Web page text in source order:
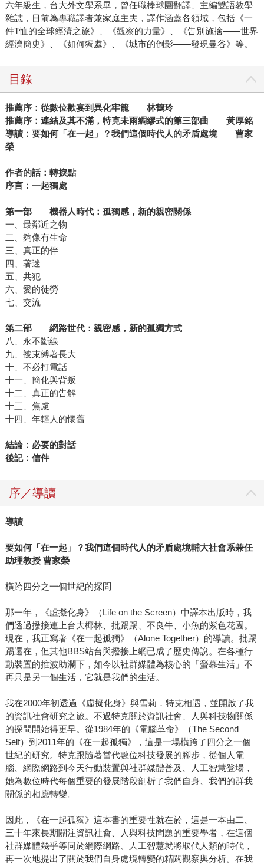
六年級生，台大外文學系畢，曾任職棒球團翻譯、主編雙語教學
雜誌，目前為專職譯者兼家庭主夫，譯作涵蓋各領域，包括《一
件T恤的全球經濟之旅》、《觀察的力量》、《告別施捨——世界
經濟簡史》、《如何獨處》、《城市的倒影——發現曼谷》等。
目錄
推薦序：從數位歡宴到異化牢籠 林鶴玲
推薦序：連結及其不滿，特克未雨綢繆式的第三部曲 黃厚銘
導讀：要如何「在一起」？我們這個時代人的矛盾處境 曹家
榮
作者的話：轉捩點
序言：一起獨處
第一部 機器人時代：孤獨感，新的親密關係
一、最鄰近之物
二、夠像有生命
三、真正的伴
四、著迷
五、共犯
六、愛的徒勞
七、交流
第二部 網路世代：親密感，新的孤獨方式
八、永不斷線
九、被束縛著長大
十、不必打電話
十一、簡化與背叛
十二、真正的告解
十三、焦慮
十四、年輕人的懷舊
結論：必要的對話
後記：信件
序／導讀
導讀
要如何「在一起」？我們這個時代人的矛盾處境輔大社會系兼任
助理教授 曹家榮
橫跨四分之一個世紀的探問
那一年，《虛擬化身》（Life on the Screen）中譯本出版時，我
們透過撥接連上台大椰林、批踢踢、不良牛、小魚的紫色花園。
現在，我正寫著《在一起孤獨》（Alone Together）的導讀。批踢
踢還在，但其他BBS站台與撥接上網已成了歷史傳說。在各種行
動裝置的推波助瀾下，如今以社群媒體為核心的「螢幕生活」不
再只是另一個生活，它就是我們的生活。
我在2000年初透過《虛擬化身》與雪莉．特克相遇，並開啟了我
的資訊社會研究之旅。不過特克關於資訊社會、人與科技物關係
的探問開始得更早。從1984年的《電腦革命》（The Second
Self）到2011年的《在一起孤獨》，這是一場橫跨了四分之一個
世紀的研究。特克跟隨著當代數位科技發展的腳步，從個人電
腦、網際網路到今天行動裝置與社群媒體普及、人工智慧登場，
她為數位時代每個重要的發展階段剖析了我們自身、我們的群我
關係的相應轉變。
因此，《在一起孤獨》這本書的重要性就在於，這是一本由二、
三十年來長期關注資訊社會、人與科技問題的重要學者，在這個
社群媒體幾乎等同於網際網路、人工智慧就將取代人類的時代，
再一次地提出了關於我們自身處境轉變的精闢觀察與分析。在我